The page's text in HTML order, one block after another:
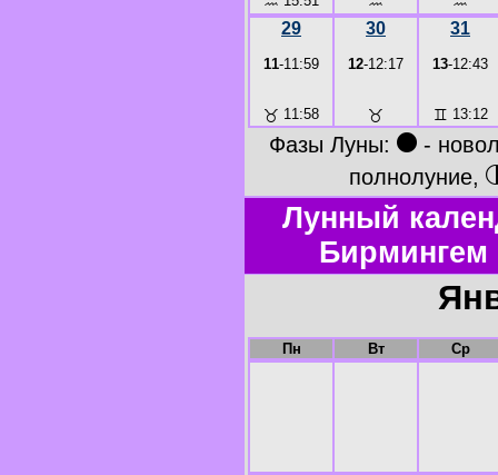
29
11-11:59
♉ 11:58
30
12-12:17
♉
31
13-12:43
♊ 13:12
Фазы Луны: ● -
полнолуние,
Лунный
Бирмингем
Пн Вт Ср